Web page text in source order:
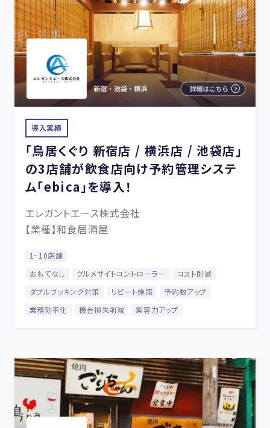
導入実績
「鳥居くぐり 新宿店 / 横浜店 / 池袋店」
の3店舗が飲食店向け予約管理システ
ム「ebica」を導入！
エレガントエース株式会社
【業種】和食居酒屋
1~10店舗
おもてなし
グルメサイトコントローラー
コスト削減
ダブルブッキング対策
リピート施策
予約数アップ
業務効率化
機会損失削減 集客力アップ